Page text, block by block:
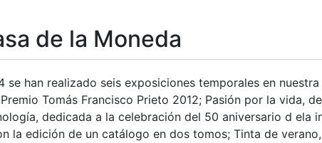
de la Moneda
se han realizado seis exposiciones temporales en
Tomás Francisco Prieto 2012; Pasión por la vida,
dedicada a la celebración del 50 aniversario d ela
la edición de un catálogo en dos tomos; Tinta de